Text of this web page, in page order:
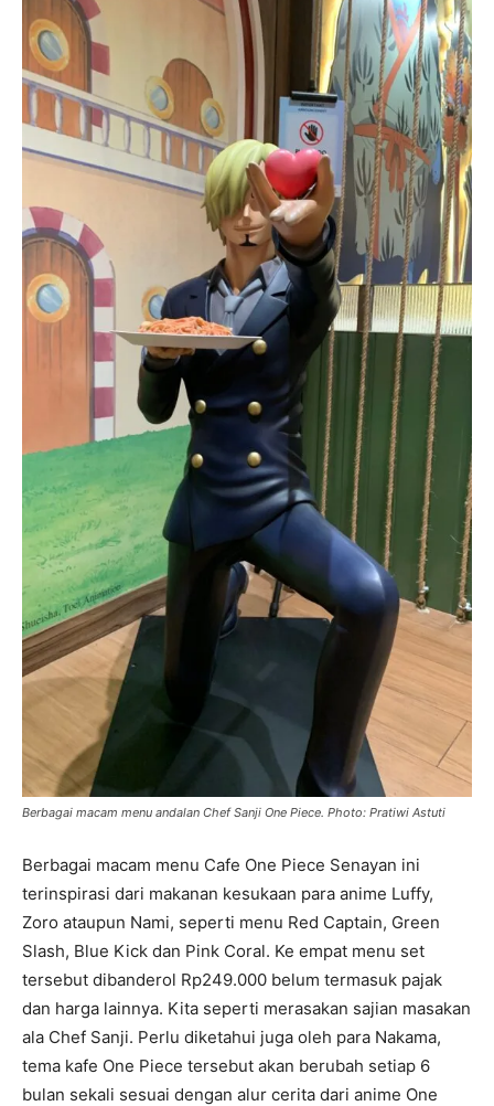
Berbagai macam menu andalan Chef Sanji One Piece. Photo: Pratiwi Astuti
Berbagai macam menu Cafe One Piece Senayan ini
terinspirasi dari makanan kesukaan para anime Luffy,
Zoro ataupun Nami, seperti menu Red Captain, Green
Slash, Blue Kick dan Pink Coral. Ke empat menu set
tersebut dibanderol Rp249.000 belum termasuk pajak
dan harga lainnya. Kita seperti merasakan sajian masakan
ala Chef Sanji. Perlu diketahui juga oleh para Nakama,
tema kafe One Piece tersebut akan berubah setiap 6
bulan sekali sesuai dengan alur cerita dari anime One